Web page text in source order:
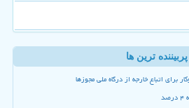
پربیننده ترین ها
اتباع خارجه از درگاه ملی مجوزها